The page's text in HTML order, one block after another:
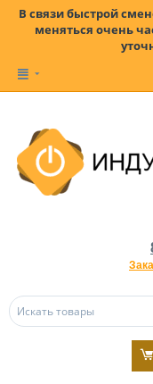
В связи быстрой
меняться очень